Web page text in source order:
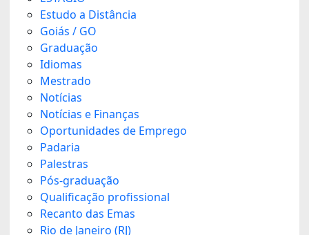
Estudo a Distância
Goiás / GO
Graduação
Idiomas
Mestrado
Notícias
Notícias e Finanças
Oportunidades de Emprego
Padaria
Palestras
Pós-graduação
Qualificação profissional
Recanto das Emas
Rio de Janeiro (RJ)